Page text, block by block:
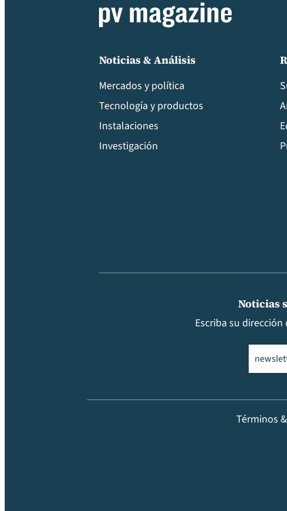
Noticias & Análisis
Mercados y política
Tecnología y productos
Instalaciones
Investigación
Noticias
Escriba su
Términos